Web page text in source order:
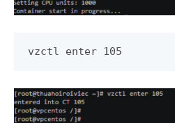
vzctl enter 105